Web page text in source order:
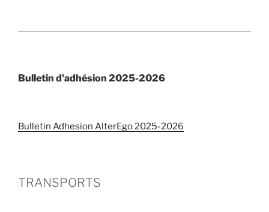
Bulletin d'adhésion 2025-2026
Bulletin Adhesion AlterEgo 2025-2026
TRANSPORTS